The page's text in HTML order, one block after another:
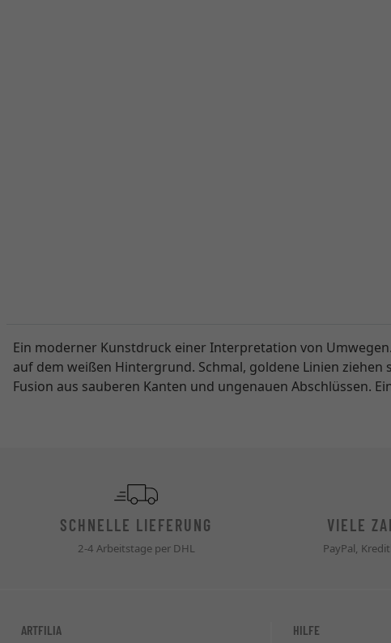
Ein moderner Kunstdruck einer Interpretation von
auf dem weißen Hintergrund. Schmal, goldene Linien
Fusion aus sauberen Kanten und ungenauen Abschlüssen.
SCHNELLE LIEFERUNG
2-4 Arbeitstage per DHL
VIELE
PayPal,
ARTFILIA HILFE